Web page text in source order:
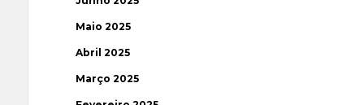
Maio 2025
Abril 2025
Março 2025